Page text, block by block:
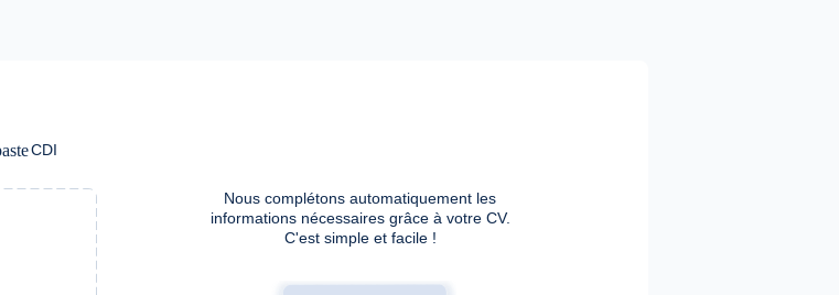
CDI
Nous complétons automatiquement les
informations nécessaires grâce à votre CV.
C'est simple et facile !